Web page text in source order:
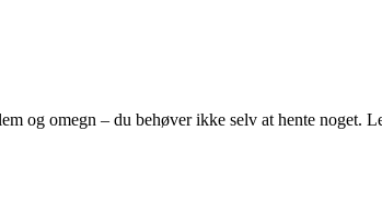
og omegn – du behøver ikke selv at hente noget.